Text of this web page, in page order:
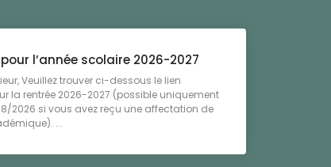
l’année scolaire 2026-2027
Veuillez trouver ci-dessous le lien
la rentrée 2026-2027 (possible uniquement
2026 si vous avez reçu une affectation de
...